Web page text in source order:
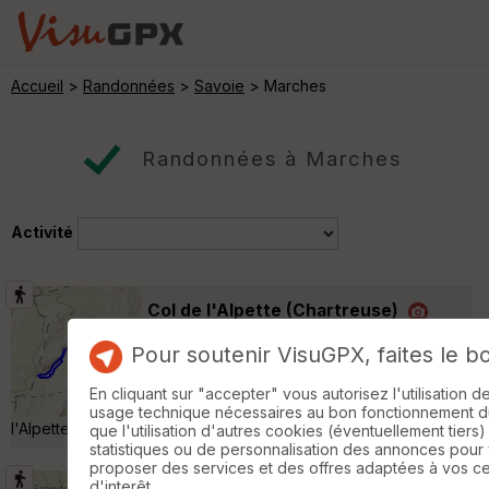
Accueil > Randonnées > Savoie > Marches
Randonnées à Marches
Activité
Col de l'Alpette (Chartreuse)
Randonnée Pédestre 13 km 1030 m
Par la porte de l'Alpette, une montée sévère
avant de profiter de la vaste prairie de
l'Alpette au pied du Granier. »
Pour soutenir VisuGPX, faites le
En cliquant sur "accepter" vous autorisez l'utilisation
usage technique nécessaires au bon fonctionnement
que l'utilisation d'autres cookies (éventuellement
statistiques ou de personnalisation des annonces pour
proposer des services et des offres adaptées à vos